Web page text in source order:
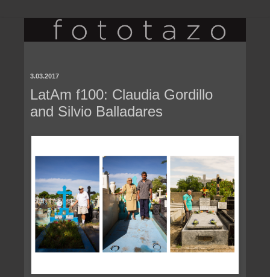
3.03.2017
LatAm f100: Claudia Gordillo
and Silvio Balladares